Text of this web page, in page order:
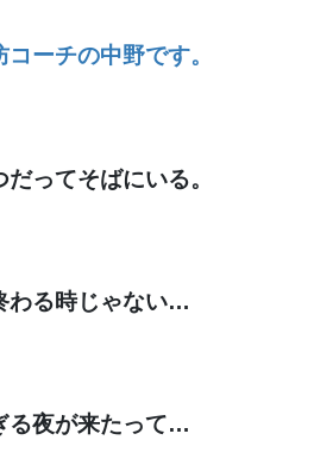
ーチの中野です。
ってそばにいる。
る時じゃない…
夜が来たって…